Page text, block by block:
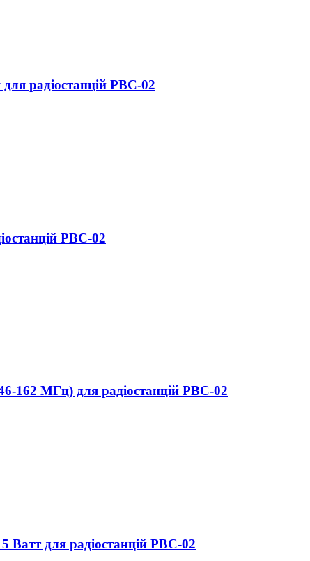
радіостанцій РВС-02
РВС-02
162 МГц) для радіостанцій РВС-02
для радіостанцій РВС-02